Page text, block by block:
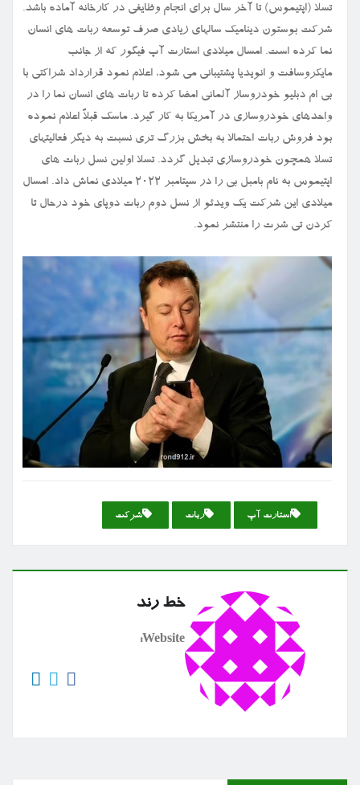
تسلا (اپتیموس) تا آخر سال برای انجام وظایفی در کارخانه آماده باشد.
شرکت بوستون دینامیک سالهای زیادی صرف توسعه ربات های انسان
نما کرده است. امسال میلادی استارت آپ فیگور که از جانب
مایکروسافت و انویدیا پشتیبانی می شود، اعلام نمود قرارداد شراکتی با
بی ام دبلیو خودروساز آلمانی امضا کرده تا ربات های انسان نما را در
واحدهای خودروسازی در آمریکا به کار گیرد. ماسک قبلاً اعلام نموده
بود فروش ربات احتمالا به بخش بزرگ تری نسبت به دیگر فعالیتهای
تسلا همچون خودروسازی تبدیل گردد. تسلا اولین نسل ربات های
اپتیموس به نام بامبل بی را در سپتامبر ۲۰۲۲ میلادی نماش داد. امسال
میلادی این شرکت یک ویدئو از نسل دوم ربات دوپای خود درحال تا
کردن تی شرت را منتشر نمود.
استارت آپ ربات شركت
خط رند
Website: